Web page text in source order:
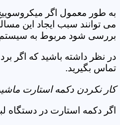
به طور معمول اگر
می توانند سبب ایجاد این
بررسی شود مربوط به
در نظر داشته باشید که اگر
تماس بگیرید.
کار نکردن دکمه استارت
اگر دکمه استارت در دستگاه